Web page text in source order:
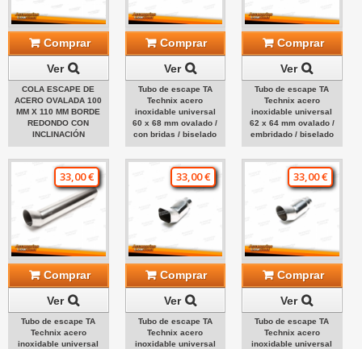
Comprar
Ver
COLA ESCAPE DE
ACERO OVALADA 100
MM X 110 MM BORDE
REDONDO CON
INCLINACIÓN
Comprar
Ver
Tubo de escape TA
Technix acero
inoxidable universal
60 x 68 mm ovalado /
con bridas / biselado
Comprar
Ver
Tubo de escape TA
Technix acero
inoxidable universal
62 x 64 mm ovalado /
embridado / biselado
33,00 €
Comprar
Ver
Tubo de escape TA
Technix acero
inoxidable universal
33,00 €
Comprar
Ver
Tubo de escape TA
Technix acero
inoxidable universal
33,00 €
Comprar
Ver
Tubo de escape TA
Technix acero
inoxidable universal